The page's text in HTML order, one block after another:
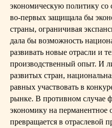
экономическую политику со
во-первых защищала бы
страны, ограничивая
дала бы возможность
развивать новые отрасли и
производственный опыт. И
развитых стран,
равных участвовать в
рынке. В противном случае
экономику на перманентное
превращается в отраслевой